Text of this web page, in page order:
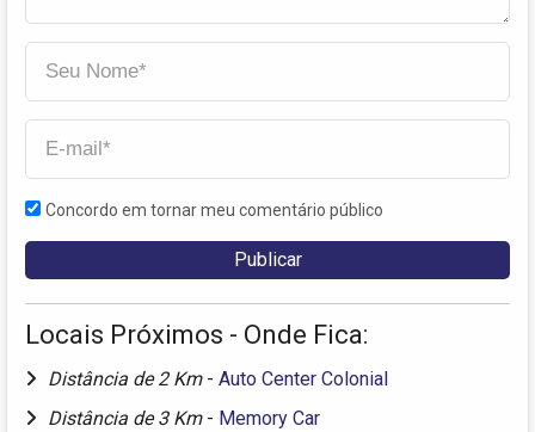
Concordo em tornar meu comentário público
Locais Próximos - Onde Fica:
Distância de 2 Km - Auto Center Colonial
Distância de 3 Km - Memory Car